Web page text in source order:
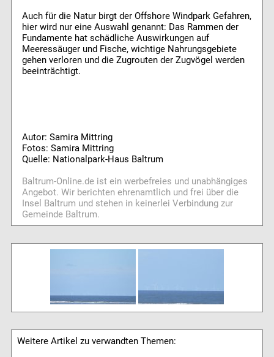
Auch für die Natur birgt der Offshore Windpark Gefahren,
hier wird nur eine Auswahl genannt: Das Rammen der
Fundamente hat schädliche Auswirkungen auf
Meeressäuger und Fische, wichtige Nahrungsgebiete
gehen verloren und die Zugrouten der Zugvögel werden
beeinträchtigt.
Autor: Samira Mittring
Fotos: Samira Mittring
Quelle: Nationalpark-Haus Baltrum
Baltrum-Online.de ist ein werbefreies und unabhängiges
Angebot. Wir berichten ehrenamtlich und frei über die
Insel Baltrum und stehen in keinerlei Verbindung zur
Gemeinde Baltrum.
Weitere Artikel zu verwandten Themen: